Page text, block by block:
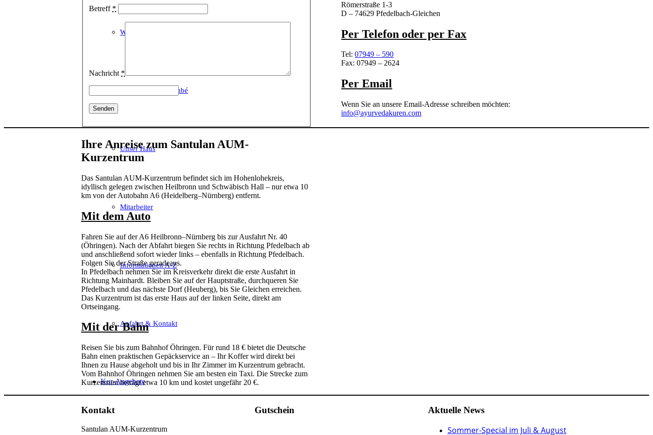
Willkommen
Shriguru Balaji També
Unser Haus
Mitarbeiter
Informationen A-Z
Anfahrt & Kontakt
Kur-Angebote
Betreff *
Nachricht *
Römerstraße 1-3
D – 74629 Pfedelbach-Gleichen
Per Telefon oder per Fax
Tel:07949 – 590
Fax: 07949 – 2624
Per Email
Wenn Sie an unsere Email-Adresse schreiben möchten:
info@ayurvedakuren.com
Ihre Anreise zum Santulan AUM-
Kurzentrum
Das Santulan AUM-Kurzentrum befindet sich im Hohenlohekreis,
idyllisch gelegen zwischen Heilbronn und Schwäbisch Hall – nur etwa 10
km von der Autobahn A6 (Heidelberg–Nürnberg) entfernt.
Mit dem Auto
Fahren Sie auf der A6 Heilbronn–Nürnberg bis zur Ausfahrt Nr. 40
(Öhringen). Nach der Abfahrt biegen Sie rechts in Richtung Pfedelbach ab
und anschließend sofort wieder links – ebenfalls in Richtung Pfedelbach.
Folgen Sie der Straße geradeaus.
In Pfedelbach nehmen Sie im Kreisverkehr direkt die erste Ausfahrt in
Richtung Mainhardt. Bleiben Sie auf der Hauptstraße, durchqueren Sie
Pfedelbach und das nächste Dorf (Heuberg), bis Sie Gleichen erreichen.
Das Kurzentrum ist das erste Haus auf der linken Seite, direkt am
Ortseingang.
Mit der Bahn
Reisen Sie bis zum Bahnhof Öhringen. Für rund 18 € bietet die Deutsche
Bahn einen praktischen Gepäckservice an – Ihr Koffer wird direkt bei
Ihnen zu Hause abgeholt und bis in Ihr Zimmer im Kurzentrum gebracht.
Vom Bahnhof Öhringen nehmen Sie am besten ein Taxi. Die Strecke zum
Kurzentrum beträgt etwa 10 km und kostet ungefähr 20 €.
Kontakt
Santulan AUM-Kurzentrum
Gutschein Aktuelle News
Sommer-Special im Juli & August